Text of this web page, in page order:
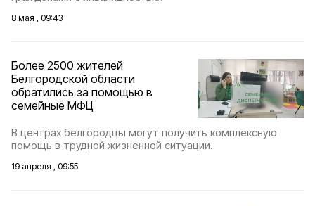
8 мая , 09:43
Более 2500 жителей
Белгородской области
обратились за помощью в
семейные МФЦ
В центрах белгородцы могут получить комплексную
помощь в трудной жизненной ситуации.
19 апреля , 09:55